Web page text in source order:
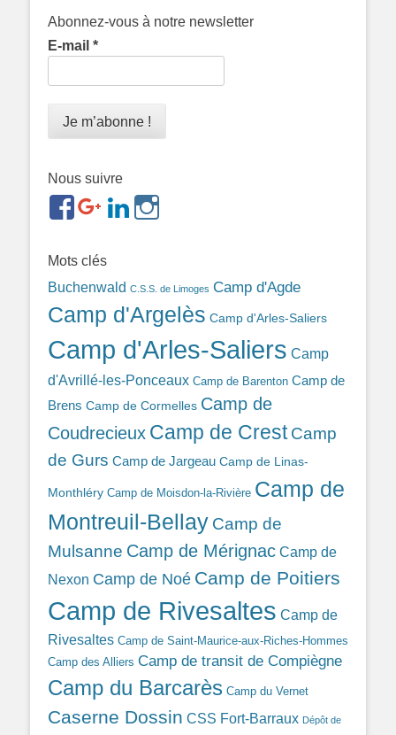
Abonnez-vous à notre newsletter
E-mail *
Nous suivre
https://www.facebook.com/groups/
ref=br_rs
https://plus.google.com/b/
https://www.linkedin.com/in/gigi-
bonin-
Mots clés
Buchenwald C.S.S. de Limoges Camp d'Agde
Camp d'Argelès Camp d'Arles-Saliers
Camp d'Arles-Saliers Camp
d'Avrillé-les-Ponceaux Camp de Barenton Camp de
Brens Camp de Cormelles Camp de
Coudrecieux Camp de Crest Camp
de Gurs Camp de Jargeau Camp de Linas-
Monthléry Camp de Moisdon-la-Rivière Camp de
Montreuil-Bellay Camp de
Mulsanne Camp de Mérignac Camp de
Nexon Camp de Noé Camp de Poitiers
Camp de Rivesaltes Camp de
Rivesaltes Camp de Saint-Maurice-aux-Riches-Hommes
Camp des Alliers Camp de transit de Compiègne
Camp du Barcarès Camp du Vernet
Caserne Dossin CSS Fort-Barraux Dépôt de